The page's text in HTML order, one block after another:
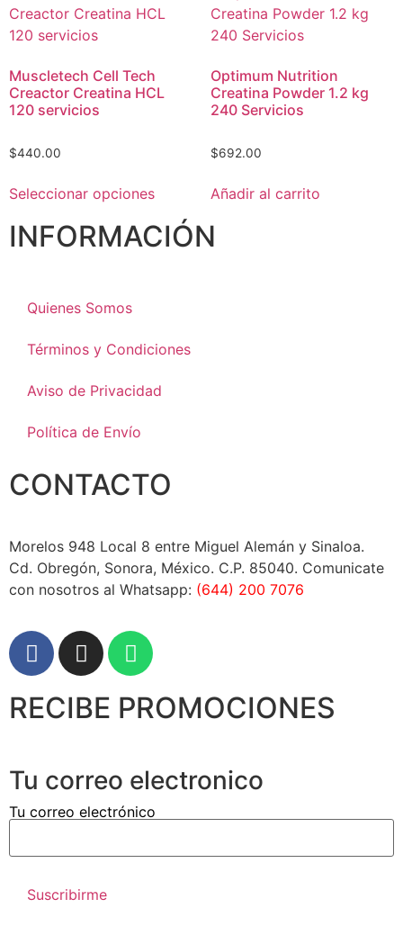
Muscletech Cell Tech
Creactor Creatina HCL
120 servicios
$440.00
Seleccionar opciones
Optimum Nutrition
Creatina Powder 1.2 kg
240 Servicios
$692.00
Añadir al carrito
INFORMACIÓN
Quienes Somos
Términos y Condiciones
Aviso de Privacidad
Política de Envío
CONTACTO
Morelos 948 Local 8 entre Miguel Alemán y Sinaloa.
Cd. Obregón, Sonora, México. C.P. 85040. Comunicate
con nosotros al Whatsapp: (644) 200 7076
RECIBE PROMOCIONES
Tu correo electronico
Tu correo electrónico